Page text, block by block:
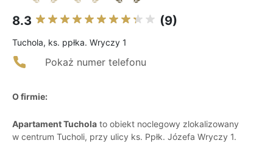
8.3 (9)
Tuchola, ks. ppłka. Wryczy 1
Pokaż numer telefonu
O firmie:
Apartament Tuchola to obiekt noclegowy zlokalizowany
w centrum Tucholi, przy ulicy ks. Ppłk. Józefa Wryczy 1.